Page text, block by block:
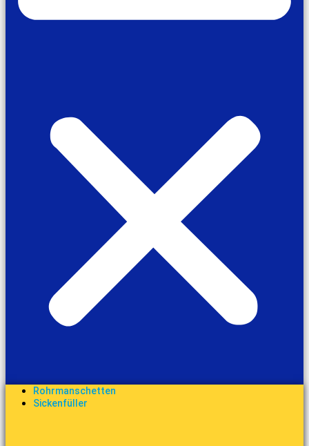
Rohrmanschetten
Sickenfüller